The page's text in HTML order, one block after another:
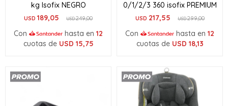
kg Isofix NEGRO
USD 189,05 USD249,00
Con hasta en 12
cuotas de USD 15,75
0/1/2/3 360 isofix PREMIUM
USD 217,55 USD299,00
Con hasta en 12
cuotas de USD 18,13